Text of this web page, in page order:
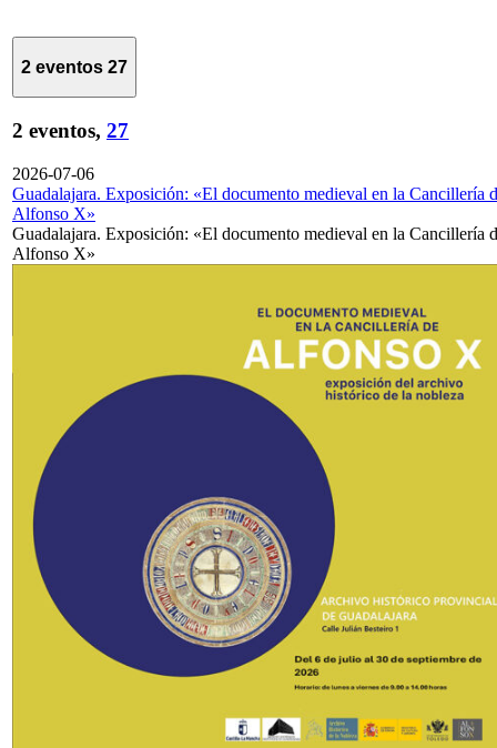
2 eventos 27
2 eventos, 27
2026-07-06
Guadalajara. Exposición: «El documento medieval en la Cancillería
Alfonso X»
Guadalajara. Exposición: «El documento medieval en la Cancillería
Alfonso X»